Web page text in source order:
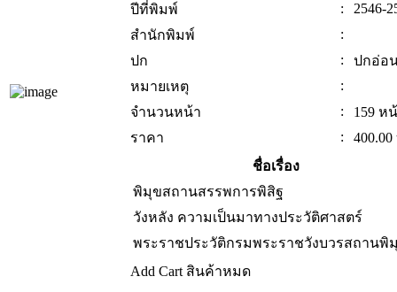
ปีที่พิมพ์
:
2546-
สำนักพิมพ์
:
ปก
:
ปกอ่อ
หมายเหตุ
:
จำนวนหน้า
:
159 ห
ราคา
: 400.00
ชื่อเรื่อง
พิมุขสถานสรรพการพิสิฐ
วังหลัง ความเป็นมาทางประวัติศาสตร์
พระราชประวัติกรมพระราชวังบวรสถานพิ
Add Cart สินค้าหมด